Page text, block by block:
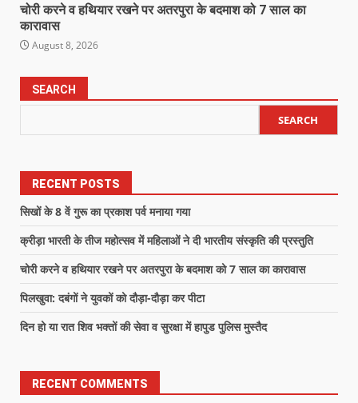
चोरी करने व हथियार रखने पर अतरपुरा के बदमाश को 7 साल का
कारावास
August 8, 2026
SEARCH
SEARCH
RECENT POSTS
सिखों के 8 वें गुरू का प्रकाश पर्व मनाया गया
क्रीड़ा भारती के तीज महोत्सव में महिलाओं ने दी भारतीय संस्कृति की प्रस्तुति
चोरी करने व हथियार रखने पर अतरपुरा के बदमाश को 7 साल का कारावास
पिलखुवा: दबंगों ने युवकों को दौड़ा-दौड़ा कर पीटा
दिन हो या रात शिव भक्तों की सेवा व सुरक्षा में हापुड पुलिस मुस्तैद
RECENT COMMENTS